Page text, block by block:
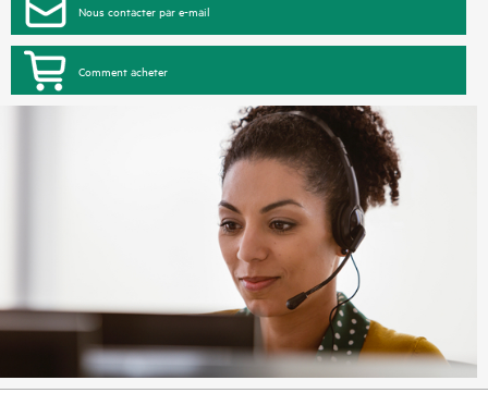
Nous contacter par e-mail
Comment acheter